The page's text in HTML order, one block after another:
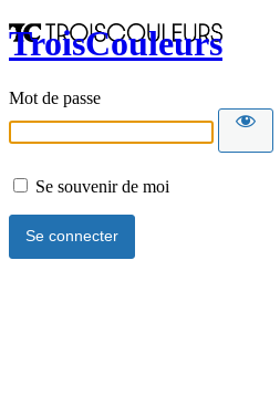
TroisCouleurs
Mot de passe
Se souvenir de moi